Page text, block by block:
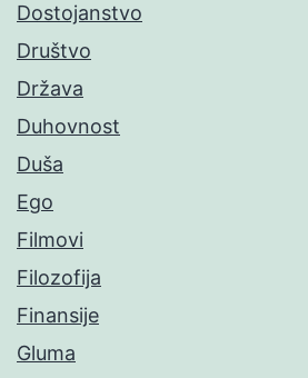
Dostojanstvo
Društvo
Država
Duhovnost
Duša
Ego
Filmovi
Filozofija
Finansije
Gluma